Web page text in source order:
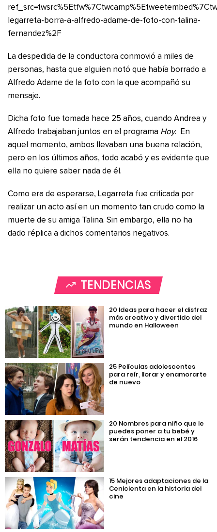
legarreta-borra-a-alfredo-adame-de-foto-con-talina-
fernandez%2F
La despedida de la conductora conmovió a miles de
personas, hasta que alguien notó que había borrado a
Alfredo Adame de la foto con la que acompañó su
mensaje.
Dicha foto fue tomada hace 25 años, cuando Andrea y
Alfredo trabajaban juntos en el programa Hoy.
En
aquel momento, ambos llevaban una buena relación,
pero en los últimos años, todo acabó y es evidente que
ella no quiere saber nada de él.
Como era de esperarse, Legarreta fue criticada por
realizar un acto así en un momento tan crudo como la
muerte de su amiga Talina. Sin embargo, ella no ha
dado réplica a dichos comentarios negativos.
TENDENCIAS
20 Ideas para hacer el disfraz
más creativo y divertido del
mundo en Halloween
25 Películas adolescentes
para reír, llorar y enamorarte
de nuevo
20 Nombres para niño que le
puedes poner a tu bebé y
serán tendencia en el 2016
15 Mejores adaptaciones de la
Cenicienta en la historia del
cine